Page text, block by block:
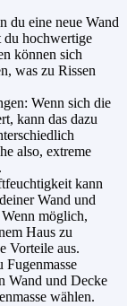
du eine neue Wand
du hochwertige
können sich
was zu Rissen
Wenn sich die
kann das dazu
also, extreme
kann
Wand und
möglich,
Haus zu
Vorteile aus.
Fugenmasse
Wand und Decke
wählen.